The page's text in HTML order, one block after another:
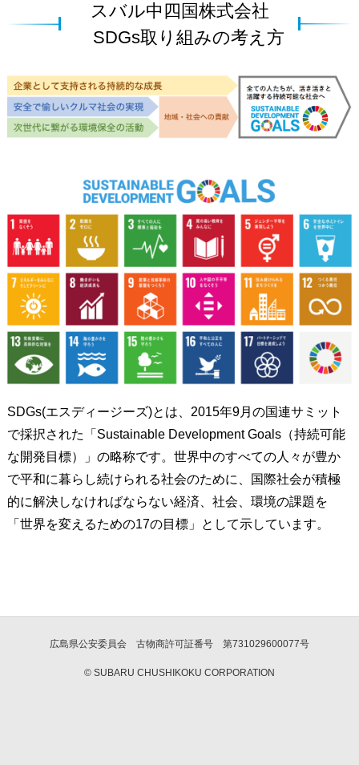
スバル中四国株式会社
SDGs取り組みの考え方
SDGs(エスディージーズ)とは、2015年9月の国連サミット
で採択された「Sustainable Development Goals（持続可能
な開発目標）」の略称です。世界中のすべての人々が豊か
で平和に暮らし続けられる社会のために、国際社会が積極
的に解決しなければならない経済、社会、環境の課題を
「世界を変えるための17の目標」として示しています。
広島県公安委員会 古物商許可証番号 第731029600077号
© SUBARU CHUSHIKOKU CORPORATION